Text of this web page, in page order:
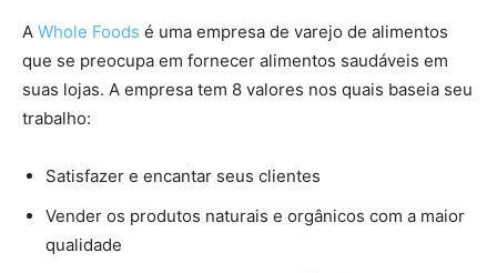
A Whole Foods é uma empresa de varejo de alimentos
que se preocupa em fornecer alimentos saudáveis em
suas lojas. A empresa tem 8 valores nos quais baseia seu
trabalho:
Satisfazer e encantar seus clientes
Vender os produtos naturais e orgânicos com a maior
qualidade